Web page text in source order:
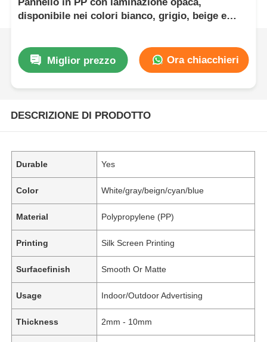
disponibile nei colori bianco, grigio, beige e
Miglior prezzo
Ora chiacchieri
DESCRIZIONE DI PRODOTTO
Durable Yes
Color White/gray/beign/cyan/blue
Material Polypropylene (PP)
Printing Silk Screen Printing
Surfacefinish Smooth Or Matte
Usage Indoor/Outdoor Advertising
Thickness 2mm - 10mm